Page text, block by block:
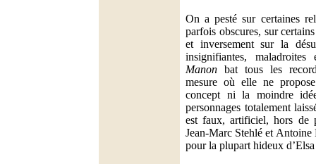
On a pesté sur certaines
parfois obscures, sur
et inversement sur la
insignifiantes,
Manon bat tous les
mesure où elle ne
concept ni la moindre
personnages totalement
est faux, artificiel, hors de
Jean-Marc Stehlé et Antoine
pour la plupart hideux